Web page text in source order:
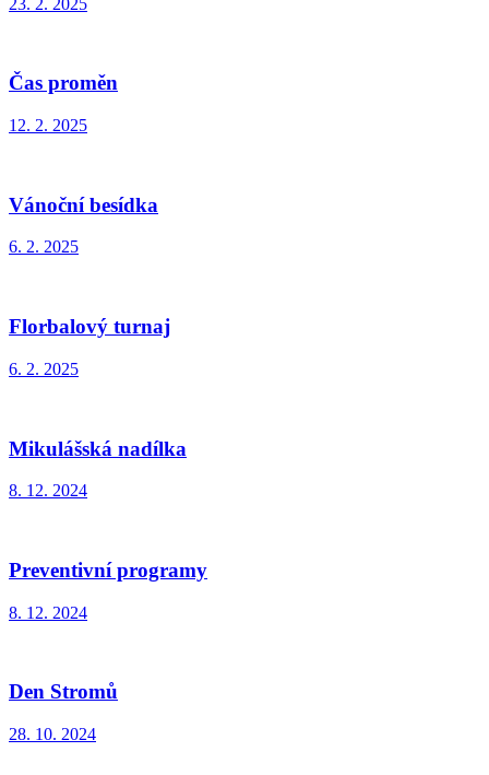
Čas proměn
12. 2. 2025
Vánoční besídka
6. 2. 2025
Florbalový turnaj
6. 2. 2025
Mikulášská nadílka
8. 12. 2024
Preventivní programy
8. 12. 2024
Den Stromů
28. 10. 2024